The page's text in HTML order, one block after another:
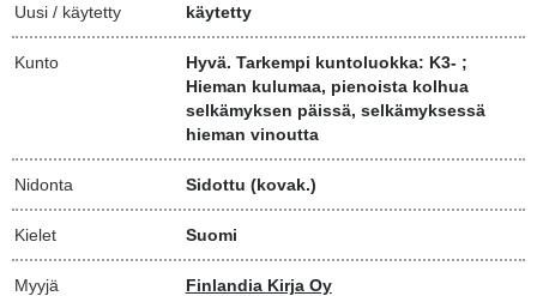
Uusi / käytetty käytetty
Kunto
Hyvä. Tarkempi kuntoluokka: K3- ;
Hieman kulumaa, pienoista kolhua
selkämyksen päissä, selkämyksessä
hieman vinoutta
Nidonta Sidottu (kovak.)
Kielet Suomi
Myyjä
Finlandia Kirja Oy